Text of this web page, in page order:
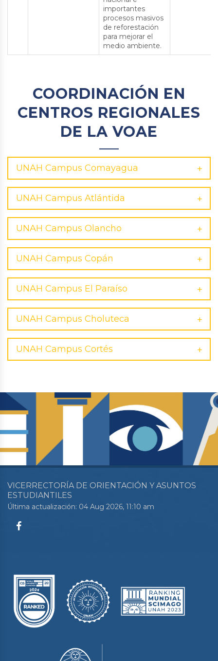
importantes
procesos masivos
de reforestación
para mejorar el
medio ambiente.
COORDINACIÓN EN
CENTROS REGIONALES
DE LA VOAE
UNAH Campus Comayagua
UNAH Campus Atlántida
UNAH Campus Olancho
UNAH Campus Copán
UNAH Campus El Paraíso
UNAH Campus Choluteca
UNAH Campus Cortés
VICERRECTORÍA DE ORIENTACIÓN Y ASUNTOS
ESTUDIANTILES
Última actualización: 04 Aug 2026, 11:10 am